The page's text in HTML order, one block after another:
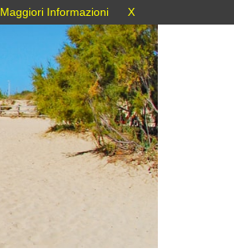
Maggiori Informazioni X